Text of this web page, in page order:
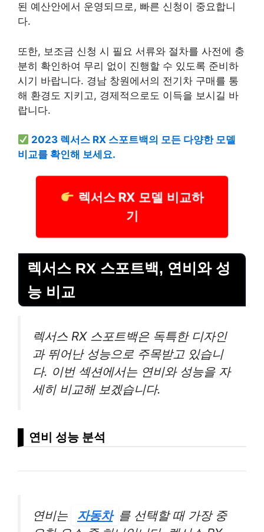
된 예산안에서 운영되므로, 빠른 신청이 중요합니
다.
또한, 보조금 신청 시 필요 서류와 절차를 사전에 충
분히 확인하여 무리 없이 진행할 수 있도록 준비하
시기 바랍니다. 경남 창원에서의 전기차 구매를 통
해 환경도 지키고, 경제적으로도 이득을 보시길 바
랍니다.
2023 렉서스 RX 스포트백의 모든 다양한 모델
비교를 확인해 보세요.
렉서스 RX 모델 비교하
기
렉서스 RX 스포트백, 연비와 성
능 비교
렉서스 RX 스포트백은 독특한 디자인
과 뛰어난 성능으로 주목받고 있습니
다. 이번 섹션에서는 연비와 성능을 자
세히 비교해 보겠습니다.
연비 성능 분석
연비는 자동차 를 선택할 때 가장 중